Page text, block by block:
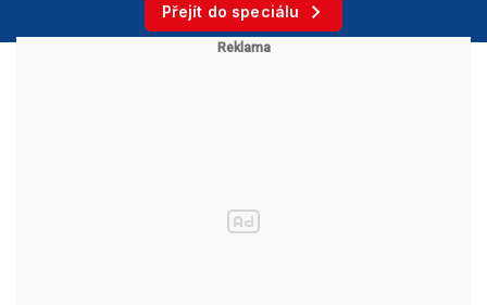
Přejít do speciálu